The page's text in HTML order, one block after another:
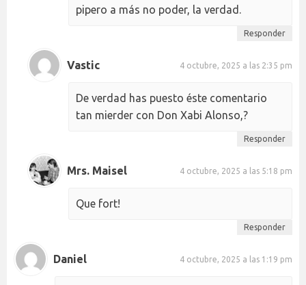
pipero a más no poder, la verdad.
Responder
Vastic 4 octubre, 2025 a las 2:35 pm
De verdad has puesto éste comentario
tan mierder con Don Xabi Alonso,?
Responder
Mrs. Maisel 4 octubre, 2025 a las 5:18 pm
Que fort!
Responder
Daniel 4 octubre, 2025 a las 1:19 pm